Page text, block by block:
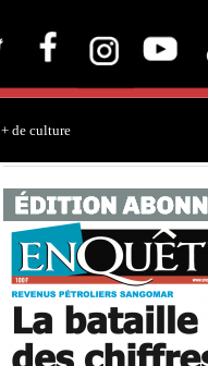
+ de culture